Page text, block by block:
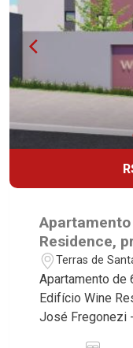
Residence,
Fregonezi -
Terras de
Apartamento de
Edifício Wine
José Fregonezi